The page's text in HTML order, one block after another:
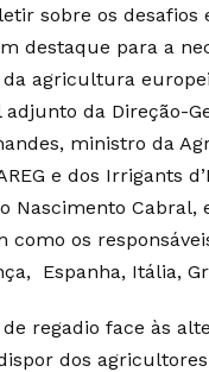
sobre os
destaque para a
agricultura
da Direção-
ministro da
e dos Irrigants
Nascimento
como os
Espanha, Itália,
regadio face às
dos